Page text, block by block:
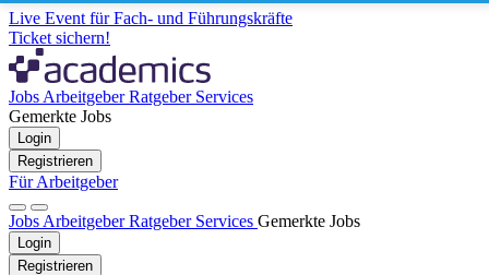
Live Event für Fach- und Führungskräfte
Ticket sichern!
Jobs ArbeitgeberRatgeber Services
Gemerkte Jobs
Login
Registrieren
Für Arbeitgeber
Jobs ArbeitgeberRatgeber Services Gemerkte Jobs
Login
Registrieren